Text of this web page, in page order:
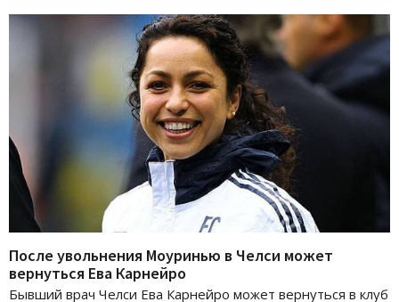
После увольнения Моуринью в Челси может
вернуться Ева Карнейро
Бывший врач Челси Ева Карнейро может вернуться в клуб